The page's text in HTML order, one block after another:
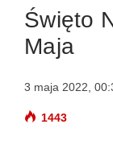
Święto
Maja
3 maja 2022,
1443